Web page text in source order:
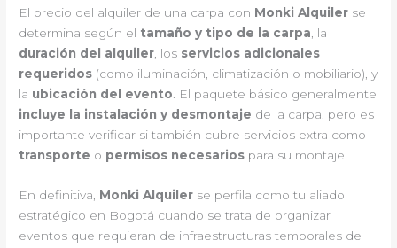
El precio del alquiler de una carpa con Monki Alquiler se
determina según el tamaño y tipo de la carpa, la
duración del alquiler, los servicios adicionales
requeridos (como iluminación, climatización o mobiliario), y
la ubicación del evento. El paquete básico generalmente
incluye la instalación y desmontaje de la carpa, pero es
importante verificar si también cubre servicios extra como
transporte o permisos necesarios para su montaje.
En definitiva, Monki Alquiler se perfila como tu aliado
estratégico en Bogotá cuando se trata de organizar
eventos que requieran de infraestructuras temporales de